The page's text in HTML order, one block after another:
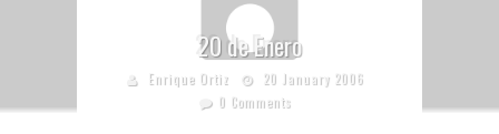
20 de Enero
Enrique Ortiz
20 January 2006
0 Comments